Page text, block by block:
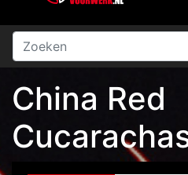
China Red